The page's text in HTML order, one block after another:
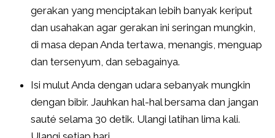
gerakan yang menciptakan lebih banyak keriput
dan usahakan agar gerakan ini seringan mungkin,
di masa depan Anda tertawa, menangis, menguap
dan tersenyum, dan sebagainya.
Isi mulut Anda dengan udara sebanyak mungkin
dengan bibir. Jauhkan hal-hal bersama dan jangan
sauté selama 30 detik. Ulangi latihan lima kali.